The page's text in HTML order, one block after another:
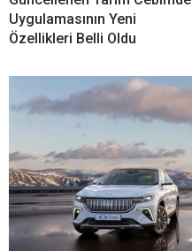
Uygulamasının Yeni
Özellikleri Belli Oldu